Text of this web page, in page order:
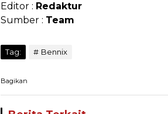
Editor : Redaktur
Sumber : Team
Tag: Bennix
Bagikan